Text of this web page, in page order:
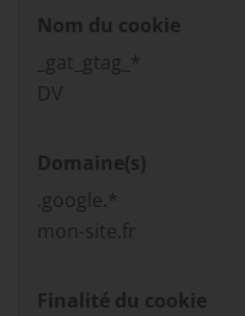
Nom du cookie
_gat_gtag_*
DV
Domaine(s)
.google.*
mon-site.fr
Finalité du cookie